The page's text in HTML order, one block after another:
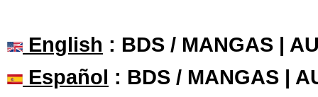
English : BDS / MANGAS |
Español : BDS / MANGAS |